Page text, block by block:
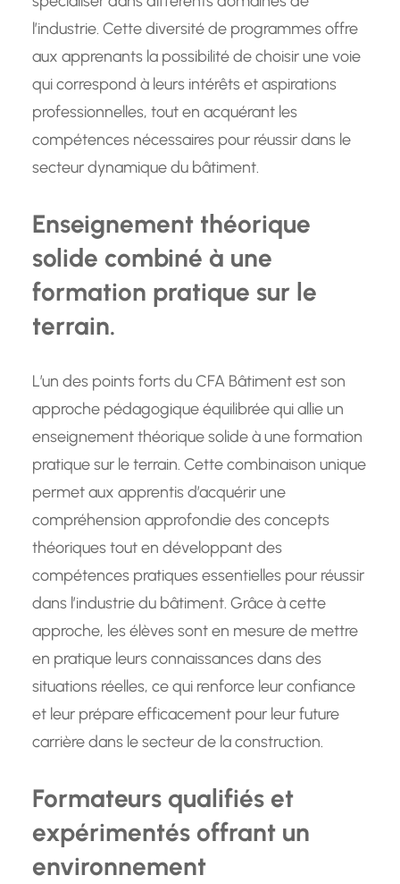
l’industrie. Cette diversité de programmes offre
aux apprenants la possibilité de choisir une voie
qui correspond à leurs intérêts et aspirations
professionnelles, tout en acquérant les
compétences nécessaires pour réussir dans le
secteur dynamique du bâtiment.
Enseignement théorique
solide combiné à une
formation pratique sur le
terrain.
L’un des points forts du CFA Bâtiment est son
approche pédagogique équilibrée qui allie un
enseignement théorique solide à une formation
pratique sur le terrain. Cette combinaison unique
permet aux apprentis d’acquérir une
compréhension approfondie des concepts
théoriques tout en développant des
compétences pratiques essentielles pour réussir
dans l’industrie du bâtiment. Grâce à cette
approche, les élèves sont en mesure de mettre
en pratique leurs connaissances dans des
situations réelles, ce qui renforce leur confiance
et leur prépare efficacement pour leur future
carrière dans le secteur de la construction.
Formateurs qualifiés et
expérimentés offrant un
environnement